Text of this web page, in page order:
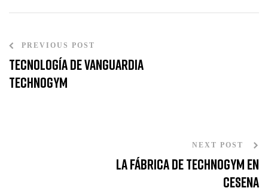
PREVIOUS POST
Tecnología de Vanguardia
Technogym
NEXT POST
La Fábrica de Technogym en
Cesena